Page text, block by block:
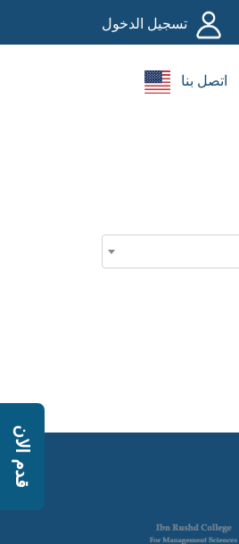
تسجيل الدخول
اتصل بنا
قدم الان